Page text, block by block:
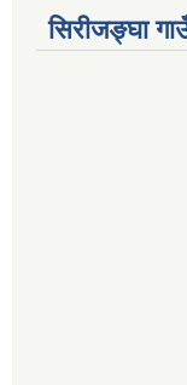
सिरीजङ्घा